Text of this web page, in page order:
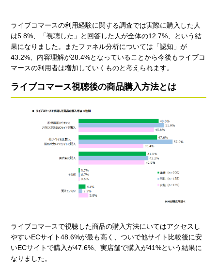
ライブコマースの利用経験に関する調査では実際に購入した人
は5.8%、「視聴した」と回答した人が全体の12.7%、という結
果になりました。またファネル分析については「認知」が
43.2%、内容理解が28.4%となっていることから今後もライブコ
マースの利用者は増加していくものと考えられます。
ライブコマース視聴後の商品購入方法とは
ライブコマースで視聴した商品の購入方法にいてはアクセスし
やすいECサイト48.6%が最も高く、ついで他サイト比較後に安
いECサイトで購入が47.6%、実店舗で購入が41%という結果に
なりました。